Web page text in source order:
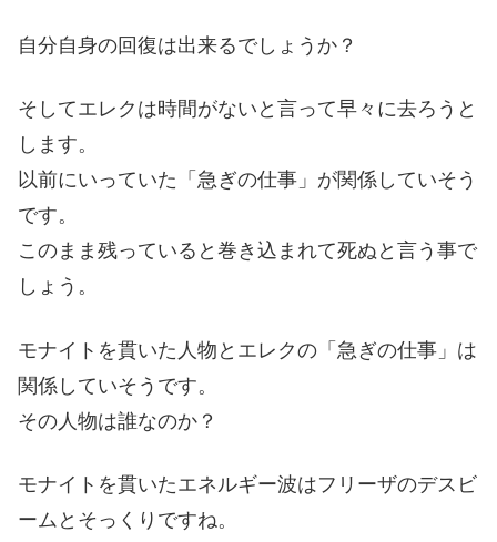
自分自身の回復は出来るでしょうか？
そしてエレクは時間がないと言って早々に去ろうと
します。
以前にいっていた「急ぎの仕事」が関係していそう
です。
このまま残っていると巻き込まれて死ぬと言う事で
しょう。
モナイトを貫いた人物とエレクの「急ぎの仕事」は
関係していそうです。
その人物は誰なのか？
モナイトを貫いたエネルギー波はフリーザのデスビ
ームとそっくりですね。